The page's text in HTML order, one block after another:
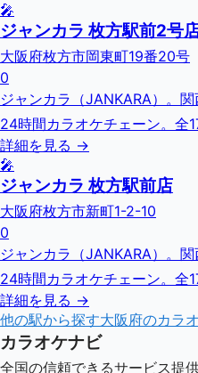
🎤
ジャンカラ 枚方駅前2号
大阪府枚方市岡東町19番20号
0
ジャンカラ（JANKARA）。
24時間カラオケチェーン。全
詳細を見る →
🎤
ジャンカラ 枚方駅前店
大阪府枚方市新町1-2-10
0
ジャンカラ（JANKARA）。
24時間カラオケチェーン。全
詳細を見る →
他の駅から探す大阪府のカラ
カラオケナビ
全国の信頼できるサービス提